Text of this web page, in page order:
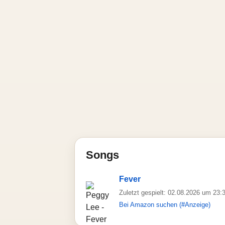
Songs
Fever
Zuletzt gespielt: 02.08.2026 um
Bei Amazon suchen (#Anzeige)